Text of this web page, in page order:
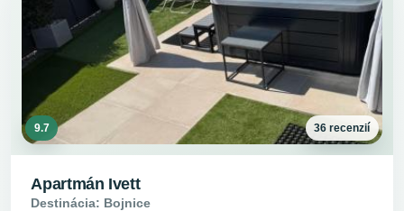
9.7 36 recenzií
Apartmán Ivett
Destinácia: Bojnice